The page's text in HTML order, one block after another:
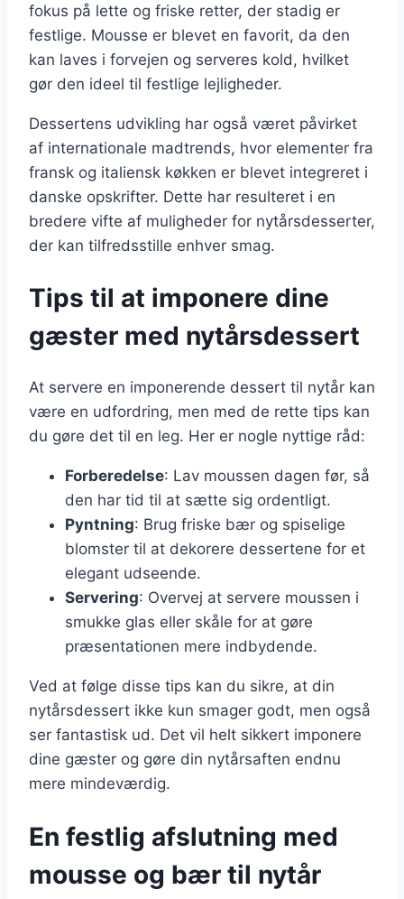
fokus på lette og friske retter, der stadig er
festlige. Mousse er blevet en favorit, da den
kan laves i forvejen og serveres kold, hvilket
gør den ideel til festlige lejligheder.
Dessertens udvikling har også været påvirket
af internationale madtrends, hvor elementer fra
fransk og italiensk køkken er blevet integreret i
danske opskrifter. Dette har resulteret i en
bredere vifte af muligheder for nytårsdesserter,
der kan tilfredsstille enhver smag.
Tips til at imponere dine
gæster med nytårsdessert
At servere en imponerende dessert til nytår kan
være en udfordring, men med de rette tips kan
du gøre det til en leg. Her er nogle nyttige råd:
Forberedelse: Lav moussen dagen før, så
den har tid til at sætte sig ordentligt.
Pyntning: Brug friske bær og spiselige
blomster til at dekorere dessertene for et
elegant udseende.
Servering: Overvej at servere moussen i
smukke glas eller skåle for at gøre
præsentationen mere indbydende.
Ved at følge disse tips kan du sikre, at din
nytårsdessert ikke kun smager godt, men også
ser fantastisk ud. Det vil helt sikkert imponere
dine gæster og gøre din nytårsaften endnu
mere mindeværdig.
En festlig afslutning med
mousse og bær til nytår